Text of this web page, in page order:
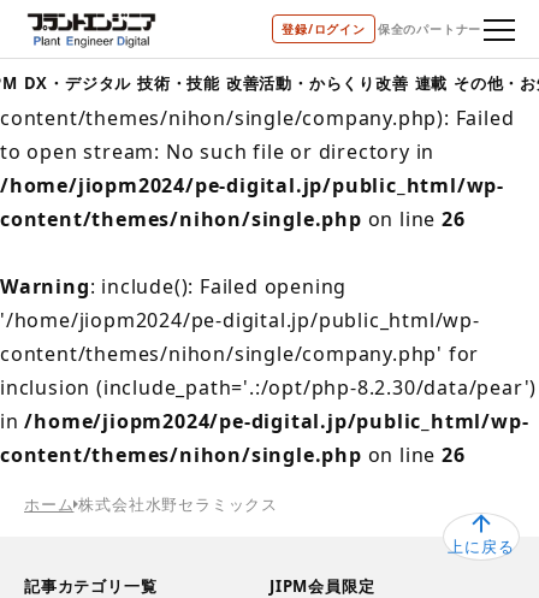
登録/ログイン 保全のパートナー
DX・デジタル 技術・技能 改善活動・からくり改善 連載 その他・
Warning: include(/home/jiopm2024/pe-
digital.jp/public_html/wp-
content/themes/nihon/single/company.php): Failed
to open stream: No such file or directory in
/home/jiopm2024/pe-digital.jp/public_html/wp-
content/themes/nihon/single.php on line26
Warning: include(): Failed opening
'/home/jiopm2024/pe-digital.jp/public_html/wp-
content/themes/nihon/single/company.php' for
inclusion (include_path='.:/opt/php-8.2.30/data/pear')
in/home/jiopm2024/pe-digital.jp/public_html/wp-
content/themes/nihon/single.php on line26
ホーム 株式会社水野セラミックス
上に戻る
記事カテゴリ一覧
JIPM会員限定